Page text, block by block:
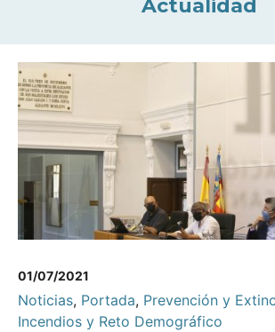
Actualidad
01/07/2021
Noticias, Portada, Prevención y
Incendios y Reto Demográfico